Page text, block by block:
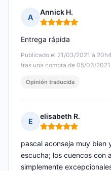
A
Annick H.
Nota: 5 de 5
Publicado el 21/03/2021 à
tras una compra de 05/03/2021
Entrega rápida
Opinión traducida
E
elisabeth R.
Nota: 5 de 5
pascal aconseja muy bien
escucha; los cuencos con
simplemente